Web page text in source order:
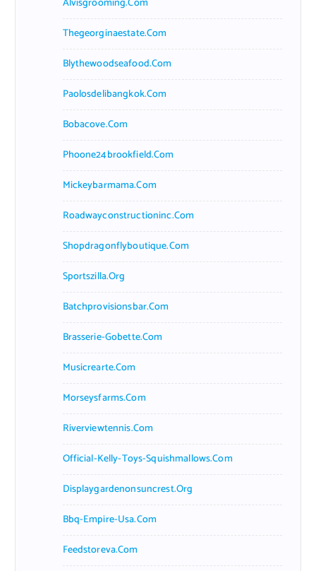
Thegeorginaestate.com
Blythewoodseafood.com
Paolosdelibangkok.com
Bobacove.com
Phoone24brookfield.com
Mickeybarmama.com
Roadwayconstructioninc.com
Shopdragonflyboutique.com
Sportszilla.org
Batchprovisionsbar.com
Brasserie-Gobette.com
Musicrearte.com
Morseysfarms.com
Riverviewtennis.com
Official-Kelly-Toys-Squishmallows.com
Displaygardenonsuncrest.org
Bbq-Empire-Usa.com
Feedstoreva.com